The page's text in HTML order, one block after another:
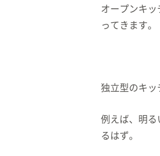
オープンキ
ってきます。
独立型のキッ
例えば、明る
るはず。